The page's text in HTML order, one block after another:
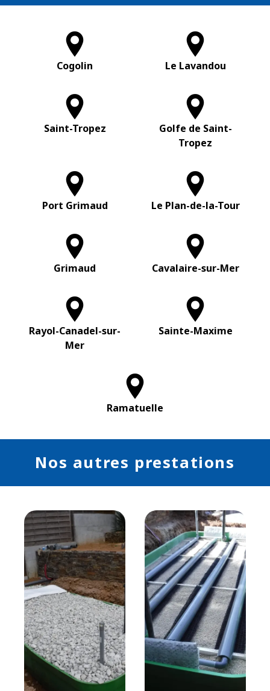
Cogolin Le Lavandou
Saint-Tropez
Golfe de Saint-
Tropez
Port Grimaud Le Plan-de-la-Tour
Grimaud Cavalaire-sur-Mer
Rayol-Canadel-sur-
Mer
Sainte-Maxime
Ramatuelle
Nos autres prestations